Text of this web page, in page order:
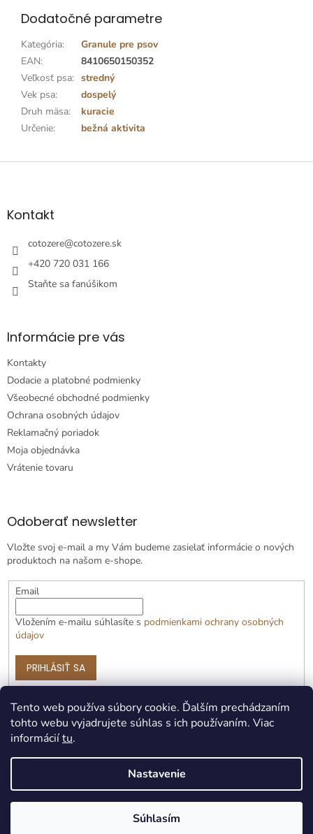
Tento web používa súbory cookie. Ďalším prechádzaním
tohto webu vyjadrujete súhlas s ich používaním. Viac
informáciítu.
Nastavenie
Súhlasím
Dodatočné parametre
Kategória:
Granule pre psov
EAN:
8410650150352
Veľkosť psa: stredný
Vek psa:
dospelý
Druh mäsa:
kuracie
Určenie: bežná aktivita
Z
äKontakt
cotozere@cotozere.sk
+420 720 031 166
Staňte sa fanúšikom
Informácie pre vás
Kontakty
Dodacie a platobné podmienky
Všeobecné obchodné podmienky
Ochrana osobných údajov
Reklamačný poriadok
Moja objednávka
Vrátenie tovaru
Odoberať newsletter
Vložte svoj e-mail a my Vám budeme zasielať informácie o nových
produktoch na našom e-shope.
Email
Vložením e-mailu súhlasíte s podmienkami ochrany osobných
údajov
PRIHLÁSIŤ SA
Vytvoril Shoptet Premium
Čotožere.sk. Všetky práva vyhradené.